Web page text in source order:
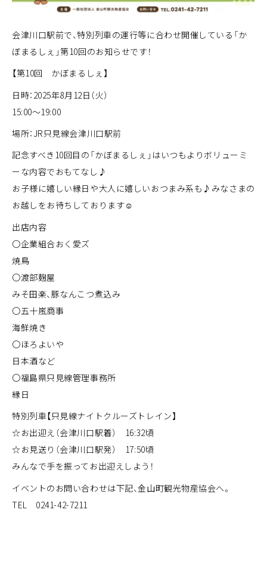
会津川口駅前で、特別列車の運行等に合わせ開催している「か
ぼまるしぇ」第10回のお知らせです！
【第10回 かぼまるしぇ】
日時：2025年8月12日（火）
15:00～19:00
場所：JR只見線会津川口駅前
記念すべき10回目の「かぼまるしぇ」はいつもよりボリューミ
ーな内容でおもてなし♪
お子様に嬉しい縁日や大人に嬉しいおつまみ系も♪みなさまの
お越しをお待ちしております☺
出店内容
〇企業組合おく愛ズ
焼鳥
〇渡部麹屋
みそ田楽、豚なんこつ煮込み
〇五十嵐商事
海鮮焼き
〇ほろよいや
日本酒など
〇福島県只見線管理事務所
縁日
特別列車【只見線ナイトクルーズトレイン】
☆お出迎え（会津川口駅着） 16:32頃
☆お見送り（会津川口駅発） 17:50頃
みんなで手を振ってお出迎えしよう！
イベントのお問い合わせは下記、金山町観光物産協会へ。
TEL 0241-42-7211